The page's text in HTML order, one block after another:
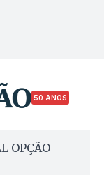
50 ANOS
OPÇÃO